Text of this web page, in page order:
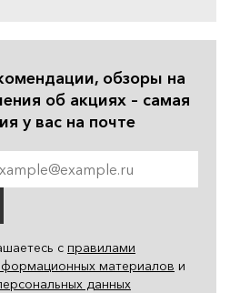
обзоры на
об акциях – самая
у вас на почте
с правилами
материалов и
данных